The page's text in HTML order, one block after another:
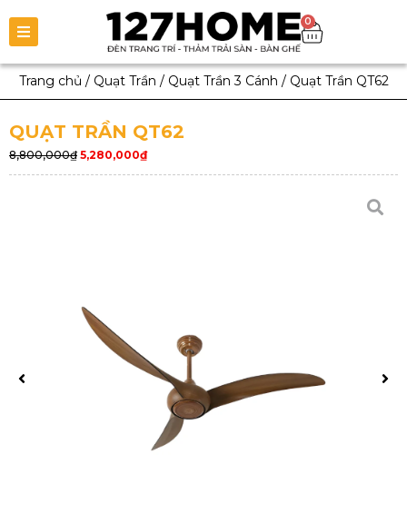
0
Trang chủ / Quạt Trần / Quạt Trần 3 Cánh / Quạt Trần QT62
QUẠT TRẦN QT62
8,800,000₫ 5,280,000₫